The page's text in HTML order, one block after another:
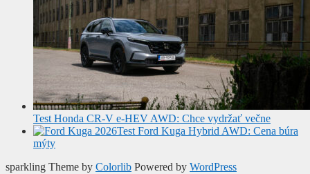
Test Honda CR-V e-HEV AWD: Chce vydržať večne
Test Ford Kuga Hybrid AWD: Cena búra
mýty
sparkling Theme by Colorlib Powered by WordPress